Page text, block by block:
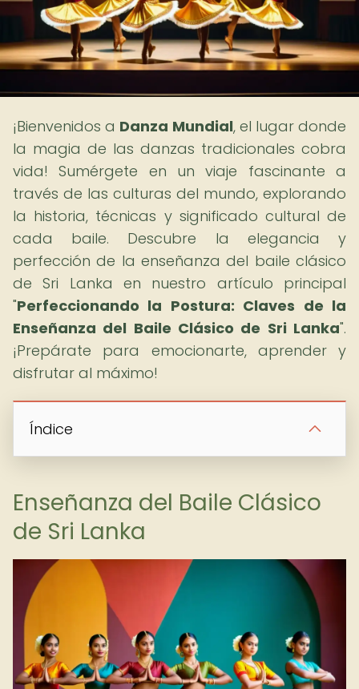
¡Bienvenidos a Danza Mundial, el lugar donde
la magia de las danzas tradicionales cobra
vida! Sumérgete en un viaje fascinante a
través de las culturas del mundo, explorando
la historia, técnicas y significado cultural de
cada baile. Descubre la elegancia y
perfección de la enseñanza del baile clásico
de Sri Lanka en nuestro artículo principal
"Perfeccionando la Postura: Claves de la
Enseñanza del Baile Clásico de Sri Lanka".
¡Prepárate para emocionarte, aprender y
disfrutar al máximo!
Índice
Enseñanza del Baile Clásico
de Sri Lanka